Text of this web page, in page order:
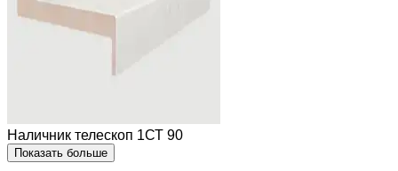
Наличник телескоп 1СТ 90
Показать больше